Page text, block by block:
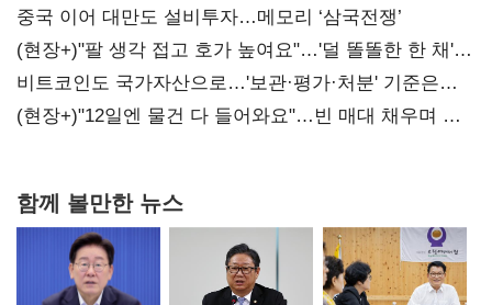
중국 이어 대만도 설비투자…메모리 ‘삼국전쟁’
(현장+)"팔 생각 접고 호가 높여요"…'덜 똘똘한 한 채'
20억 키맞추기
비트코인도 국가자산으로…'보관·평가·처분' 기준은
숙제
(현장+)"12일엔 물건 다 들어와요"…빈 매대 채우며 문
함께 볼만한 뉴스